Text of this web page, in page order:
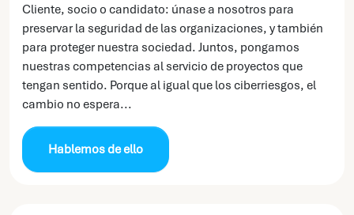
Cliente, socio o candidato: únase a nosotros para
preservar la seguridad de las organizaciones, y también
para proteger nuestra sociedad. Juntos, pongamos
nuestras competencias al servicio de proyectos que
tengan sentido. Porque al igual que los ciberriesgos, el
cambio no espera...
Hablemos de ello